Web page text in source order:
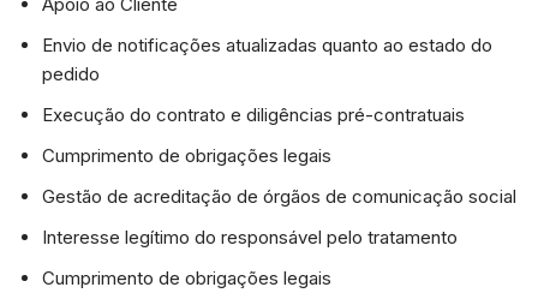
Envio de notificações atualizadas quanto ao estado do
pedido
Execução do contrato e diligências pré-contratuais
Cumprimento de obrigações legais
Gestão de acreditação de órgãos de comunicação social
Interesse legítimo do responsável pelo tratamento
Cumprimento de obrigações legais